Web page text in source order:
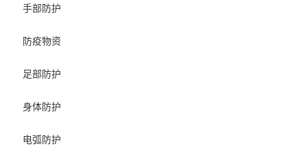
手部防护
防疫物资
足部防护
身体防护
电弧防护